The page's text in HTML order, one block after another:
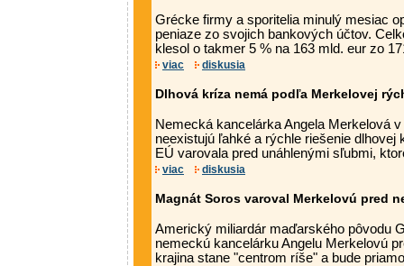
Grécke firmy a sporitelia minulý mesiac
peniaze zo svojich bankových účtov.
klesol o takmer 5 % na 163 mld. eur zo
viac diskusia
Dlhová kríza nemá podľa Merkelovej
Nemecká kancelárka Angela Merkelová
neexistujú ľahké a rýchle riešenie dlhovej
EÚ varovala pred unáhlenými sľubmi,
viac diskusia
Magnát Soros varoval Merkelovú pred
Americký miliardár maďarského pôvodu
nemeckú kancelárku Angelu Merkelovú
krajina stane "centrom ríše" a bude